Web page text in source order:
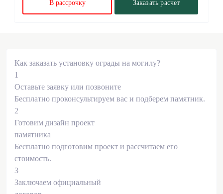
В рассрочку Заказать расчет
Как заказать установку ограды на могилу?
1
Оставьте заявку или позвоните
Бесплатно проконсультируем вас и подберем памятник.
2
Готовим дизайн проект
памятника
Бесплатно подготовим проект и рассчитаем его
стоимость.
3
Заключаем официальный